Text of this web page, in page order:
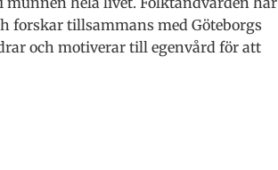
forskar tillsammans med Göteborgs
och motiverar till egenvård för att